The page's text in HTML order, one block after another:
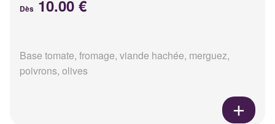
Dès 10.00 €
Base tomate, fromage, viande hachée, merguez,
poivrons, olives